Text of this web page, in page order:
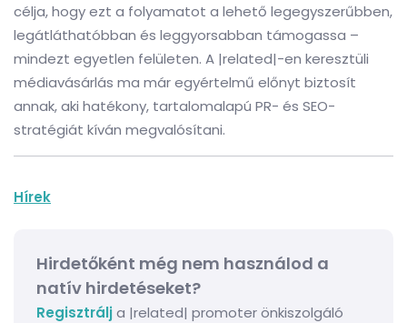
célja, hogy ezt a folyamatot a lehető legegyszerűbben,
legátláthatóbban és leggyorsabban támogassa –
mindezt egyetlen felületen. A |related|-en keresztüli
médiavásárlás ma már egyértelmű előnyt biztosít
annak, aki hatékony, tartalomalapú PR- és SEO-
stratégiát kíván megvalósítani.
Hírek
Hirdetőként még nem használod a
natív hirdetéseket?
Regisztrálja |related| promoter önkiszolgáló